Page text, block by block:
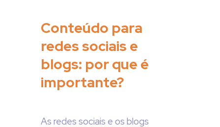
Conteúdo para
redes sociais e
blogs: por que é
importante?
As redes sociais e os blogs